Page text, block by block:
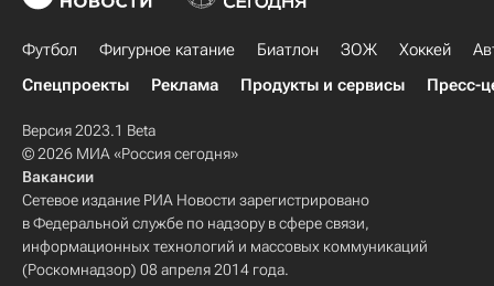
Футбол Фигурное катание Биатлон ЗОЖ Хоккей
Спецпроекты
Реклама Продукты и сервисы Пресс-
Версия 2023.1 Beta
© 2026 МИА «Россия сегодня»
Вакансии
Сетевое издание РИА Новости зарегистрировано
в Федеральной службе по надзору в сфере связи,
информационных технологий и массовых коммуникаций
(Роскомнадзор) 08 апреля 2014 года.